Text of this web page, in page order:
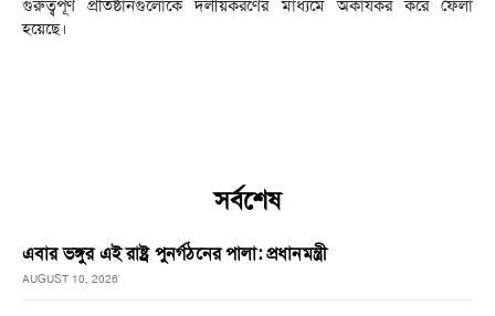
গুরুত্বপূর্ণ প্রতিষ্ঠানগুলোকে দলীয়করণের মাধ্যমে অকার্যকর করে ফেলা
হয়েছে।
সর্বশেষ
এবার ভঙ্গুর এই রাষ্ট্র পুনর্গঠনের পালা: প্রধানমন্ত্রী
AUGUST 10, 2026